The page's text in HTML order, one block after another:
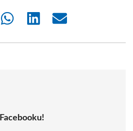
Share
Share
Share